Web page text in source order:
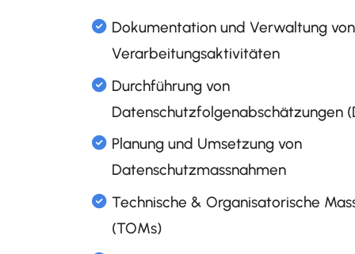
Whitelabel
Verarbeitungsaktivitäten
Durchführung von